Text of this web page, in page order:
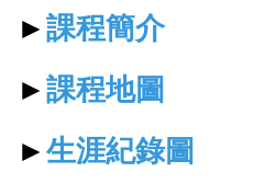
► 課程簡介
► 課程地圖
► 生涯紀錄圖